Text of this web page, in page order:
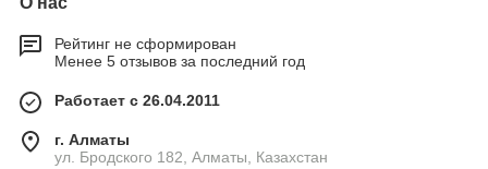
Рейтинг не сформирован
Менее 5 отзывов за последний год
Работает с 26.04.2011
г. Алматы
ул. Бродского 182, Алматы, Казахстан